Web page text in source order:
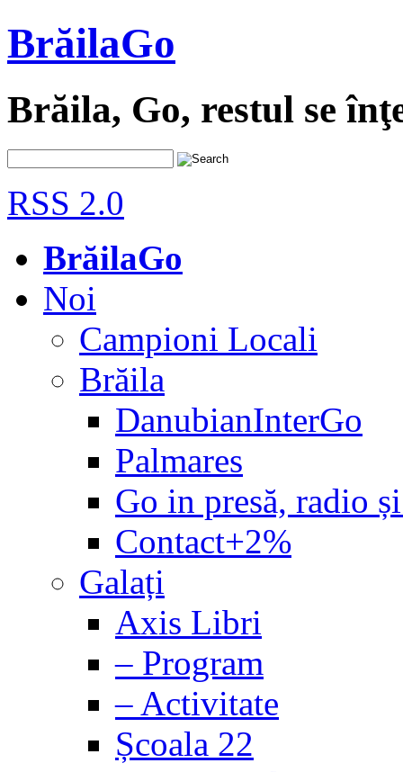
BrăilaGo
Brăila, Go, restul se
RSS 2.0
BrăilaGo
Noi
Campioni Locali
Brăila
DanubianInterGo
Palmares
Go in presă, radio
Contact+2%
Galați
Axis Libri
– Program
– Activitate
Școala 22